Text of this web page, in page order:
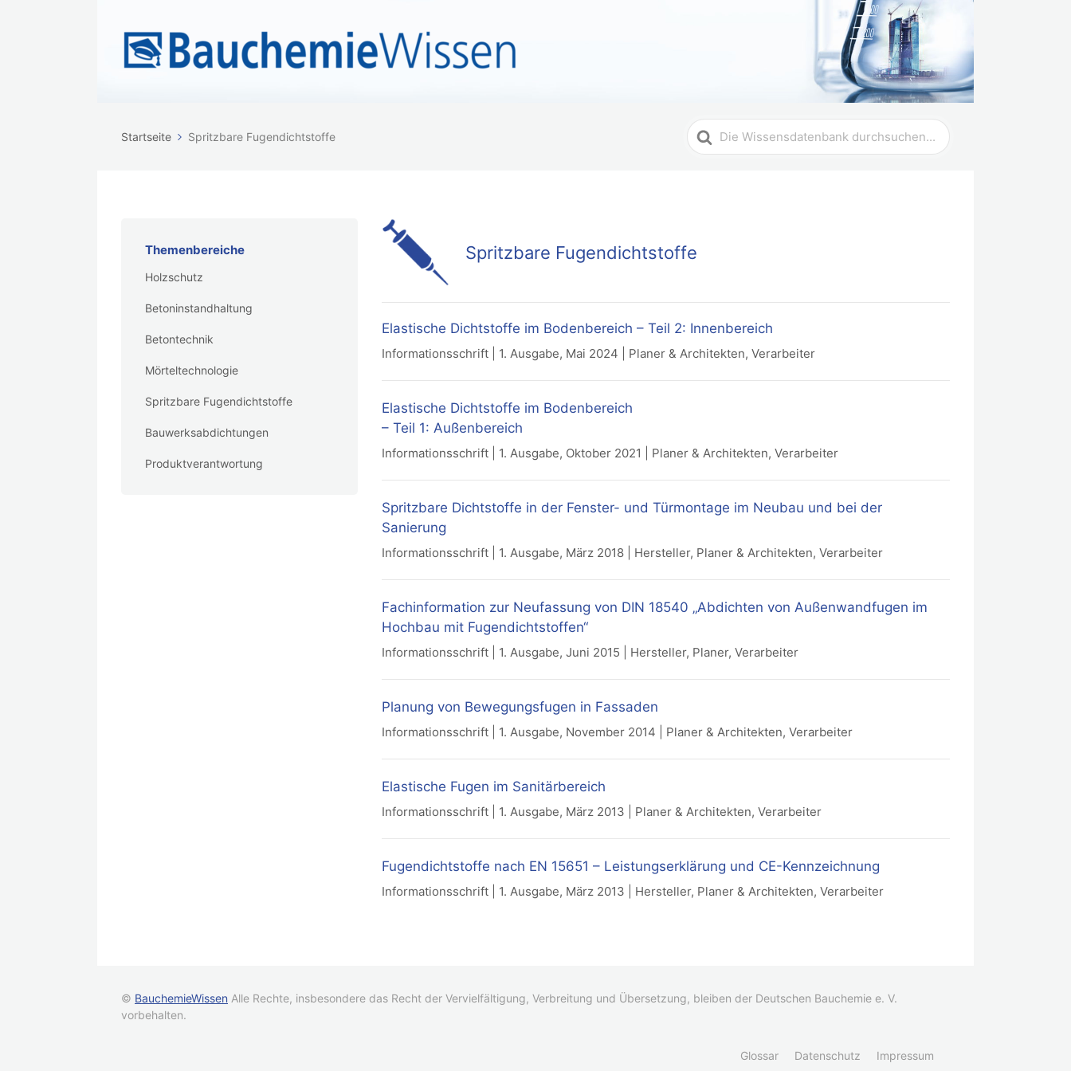
Startseite Spritzbare Fugendichtstoffe
Suchen
nach
Themenbereiche
Holzschutz
Betoninstandhaltung
Betontechnik
Mörteltechnologie
Spritzbare Fugendichtstoffe
Bauwerksabdichtungen
Produktverantwortung
Spritzbare Fugendichtstoffe
Elastische Dichtstoffe im Bodenbereich – Teil 2: Innenbereich
Informationsschrift | 1. Ausgabe, Mai 2024 | Planer & Architekten, Verarbeiter
Elastische Dichtstoffe im Bodenbereich
– Teil 1: Außenbereich
Informationsschrift | 1. Ausgabe, Oktober 2021 | Planer & Architekten, Verarbeiter
Spritzbare Dichtstoffe in der Fenster- und Türmontage im Neubau und bei der
Sanierung
Informationsschrift | 1. Ausgabe, März 2018 | Hersteller, Planer & Architekten, Verarbeiter
Fachinformation zur Neufassung von DIN 18540 „Abdichten von Außenwandfugen im
Hochbau mit Fugendichtstoffen“
Informationsschrift | 1. Ausgabe, Juni 2015 | Hersteller, Planer, Verarbeiter
Planung von Bewegungsfugen in Fassaden
Informationsschrift | 1. Ausgabe, November 2014 | Planer & Architekten, Verarbeiter
Elastische Fugen im Sanitärbereich
Informationsschrift | 1. Ausgabe, März 2013 | Planer & Architekten, Verarbeiter
Fugendichtstoffe nach EN 15651 – Leistungserklärung und CE-Kennzeichnung
Informationsschrift | 1. Ausgabe, März 2013 | Hersteller, Planer & Architekten, Verarbeiter
© BauchemieWissen Alle Rechte, insbesondere das Recht der Vervielfältigung, Verbreitung und Übersetzung, bleiben der Deutschen Bauchemie e. V.
vorbehalten.
Glossar Datenschutz Impressum